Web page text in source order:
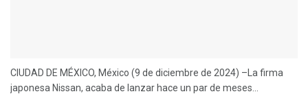
CIUDAD DE MÉXICO, México (9 de diciembre de 2024) –La firma
japonesa Nissan, acaba de lanzar hace un par de meses...